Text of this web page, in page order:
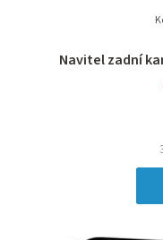
Navitel zadní